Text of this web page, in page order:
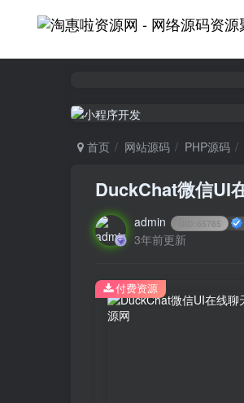
首页 网站源码 PHP源码
DuckChat微信UI
admin 65785
3年前更新
付费资源